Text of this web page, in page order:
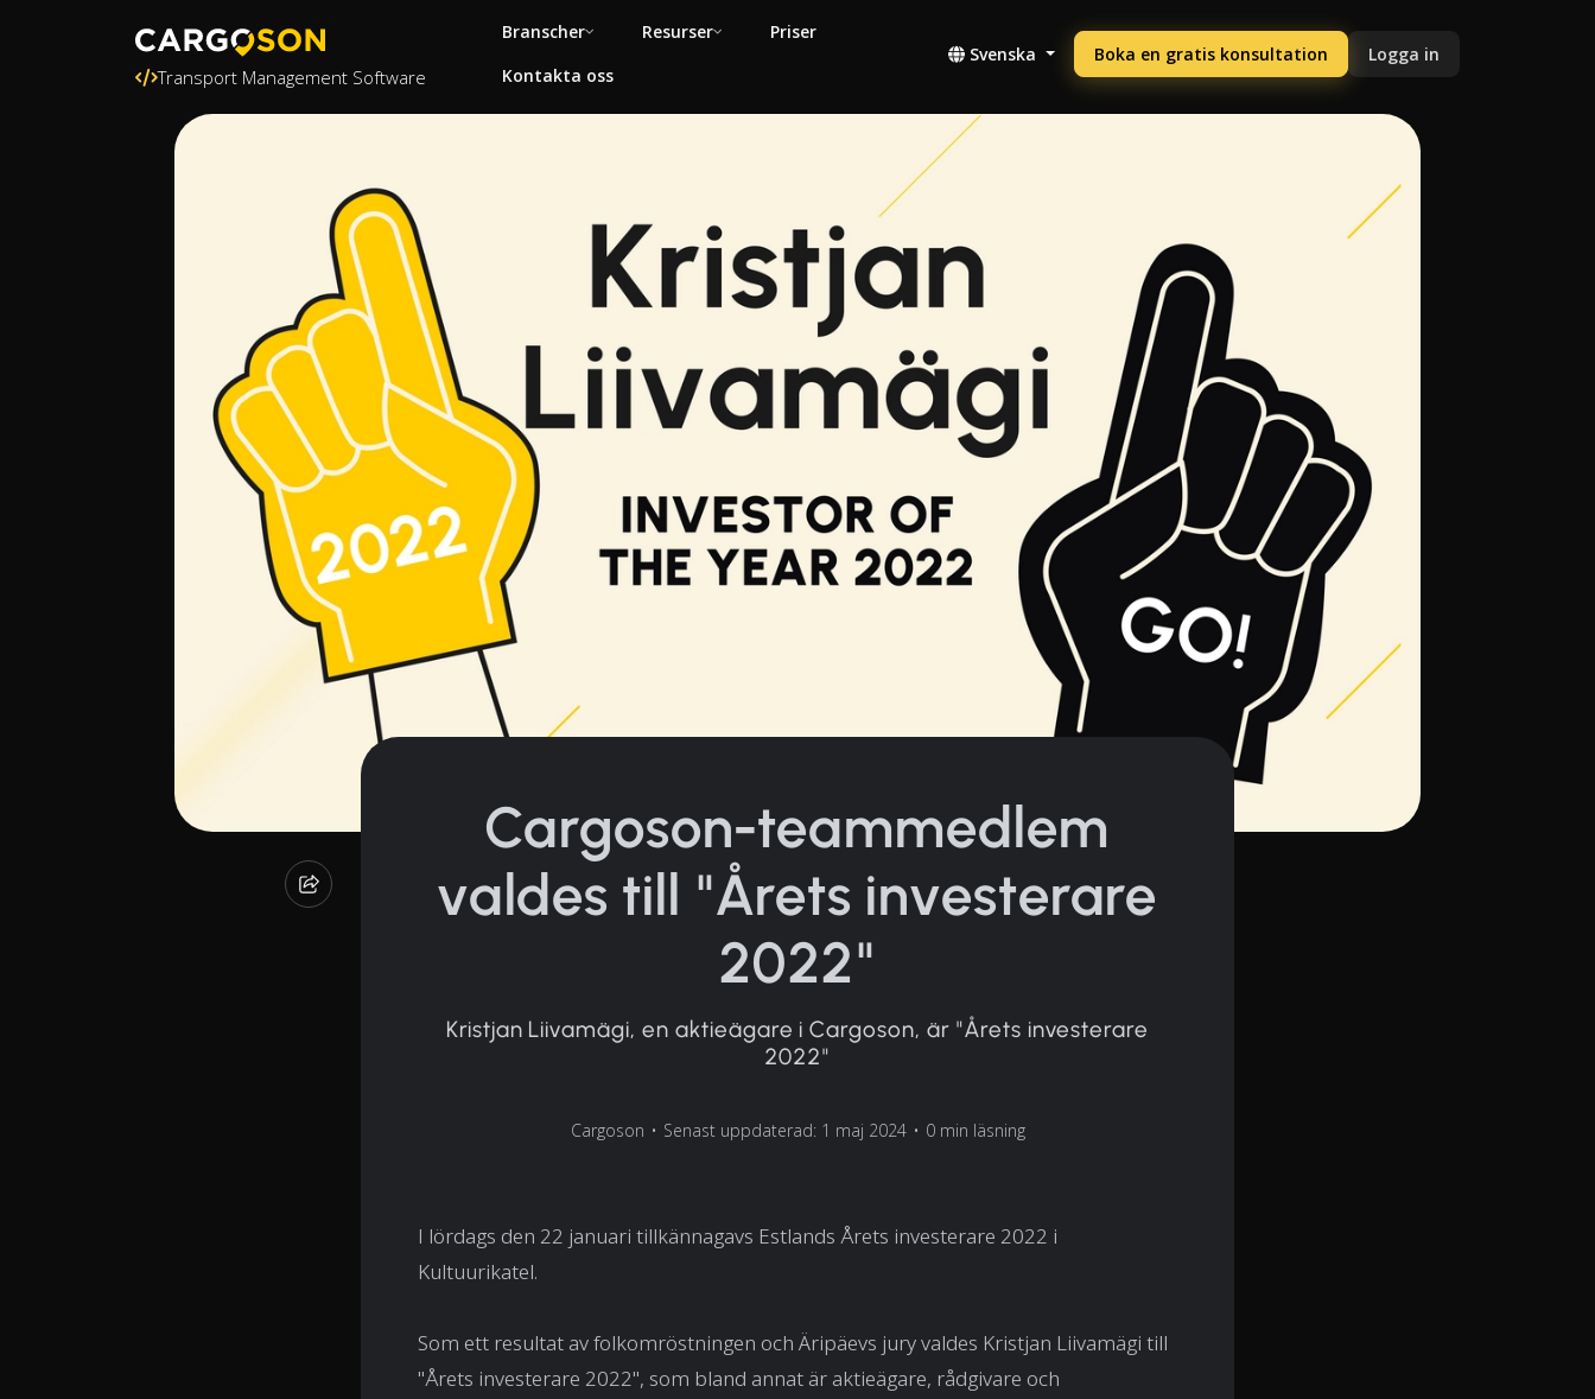
Transport Management Software
Branscher Resurser
Priser
Kontakta oss
Svenska Boka en gratis konsultation Logga in
Cargoson-teammedlem
valdes till "Årets investerare
2022"
Kristjan Liivamägi, en aktieägare i Cargoson, är "Årets investerare
2022"
Cargoson • Senast uppdaterad: 1 maj 2024 • 0 min läsning
I lördags den 22 januari tillkännagavs Estlands Årets investerare 2022 i
Kultuurikatel.
Som ett resultat av folkomröstningen och Äripäevs jury valdes Kristjan Liivamägi till
"Årets investerare 2022", som bland annat är aktieägare, rådgivare och